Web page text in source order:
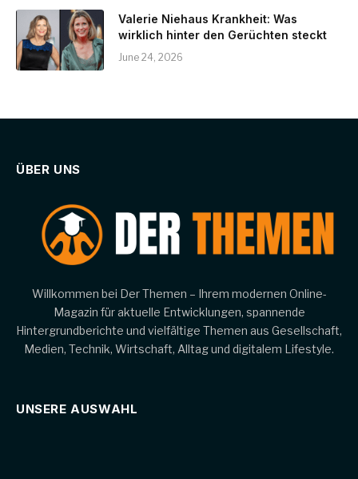
Valerie Niehaus Krankheit: Was
wirklich hinter den Gerüchten steckt
June 24, 2026
ÜBER UNS
Willkommen bei Der Themen – Ihrem modernen Online-
Magazin für aktuelle Entwicklungen, spannende
Hintergrundberichte und vielfältige Themen aus Gesellschaft,
Medien, Technik, Wirtschaft, Alltag und digitalem Lifestyle.
UNSERE AUSWAHL